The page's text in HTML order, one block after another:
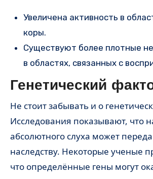
Увеличена активность в
коры.
Существуют более плотные
в областях, связанных с
Генетический
Не стоит забывать и о
Исследования показывают, что
абсолютного слуха может
наследству. Некоторые ученые
что определённые гены могут